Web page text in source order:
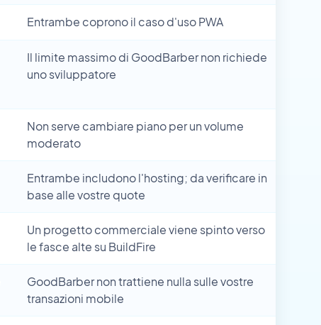
Entrambe coprono il caso d'uso PWA
Il limite massimo di GoodBarber non richiede
uno sviluppatore
Non serve cambiare piano per un volume
moderato
Entrambe includono l'hosting; da verificare in
base alle vostre quote
Un progetto commerciale viene spinto verso
le fasce alte su BuildFire
GoodBarber non trattiene nulla sulle vostre
transazioni mobile